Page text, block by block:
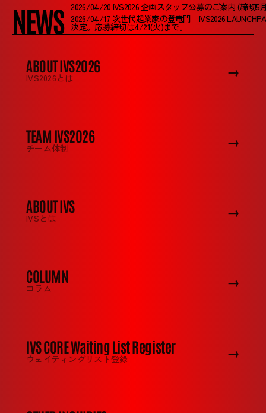
NEWS 2026/04/20 IVS2026 企画スタッフ公募のご案内 (締切5
2026/04/17 次世代起業家の登竜門「IVS2026
決定。応募締切は4/21(火)まで。
ABOUT IVS2026
IVS2026とは →
TEAM IVS2026
チーム体制 →
ABOUT IVS
IVSとは →
COLUMN
コラム →
IVS CORE Waiting List Register
ウェイティングリスト登録 →